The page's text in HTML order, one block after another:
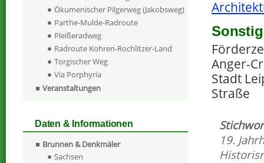
Anger-
Stadt
Straße
19.
Ökumenischer Pilgerweg (Jakobsweg)
Parthe-Mulde-Radroute
Pleißeradweg
Radroute Kohren-Rochlitzer-Land
Torgischer Weg
Via Porphyria
Veranstaltungen
Daten & Informationen
Brunnen & Denkmäler
Sachsen